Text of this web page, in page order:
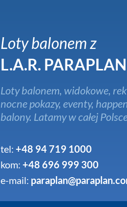
Loty balonem z
L.A.R. PARAPLAN
Loty balonem, widokowe,
nocne pokazy, eventy,
balony. Latamy w całej
tel: +48 94 719 1000
kom: +48 696 999 300
e-mail: